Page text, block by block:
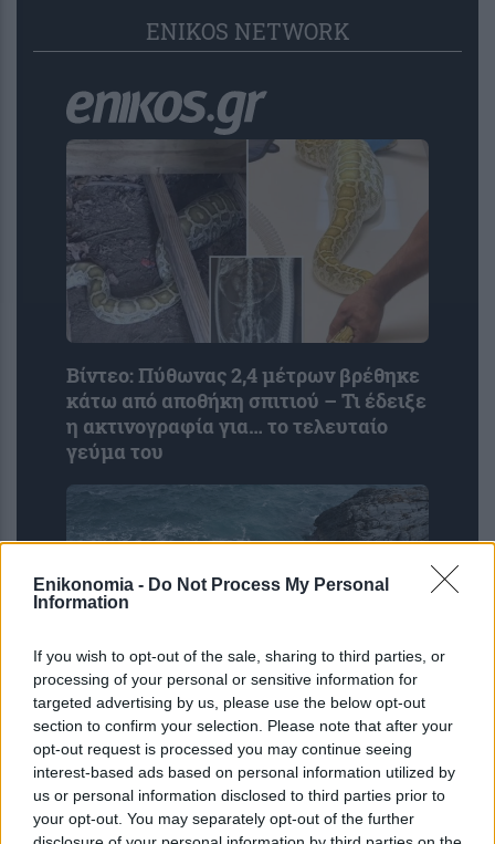
Enikonomia - Do Not Process My Personal
Information
If you wish to opt-out of the sale, sharing to third parties, or
processing of your personal or sensitive information for
targeted advertising by us, please use the below opt-out
section to confirm your selection. Please note that after your
opt-out request is processed you may continue seeing
interest-based ads based on personal information utilized by
us or personal information disclosed to third parties prior to
your opt-out. You may separately opt-out of the further
ENIKOS NETWORK
Βίντεο: Πύθωνας 2,4 μέτρων βρέθηκε
κάτω από αποθήκη σπιτιού – Τι έδειξε
η ακτινογραφία για… το τελευταίο
γεύμα του
Απαιτείται ένα ολιστικό μοντέλο
Ευρωπαϊκής και Εθνικής
Ανθεκτικότητας για την αντιμετώπιση
της Εργαλειοποίησης των Μεταναστ...